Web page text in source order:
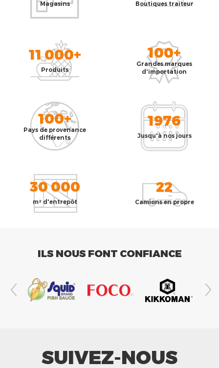
Magasins Boutiques traiteur
11 000+
Produits
100+
Grandes marques
d'importation
100+
Pays de provenance
différents
1976
Jusqu'à nos jours
30 000
m² d'entrepôt
22
Camions en propre
ILS NOUS FONT CONFIANCE
SUIVEZ-NOUS